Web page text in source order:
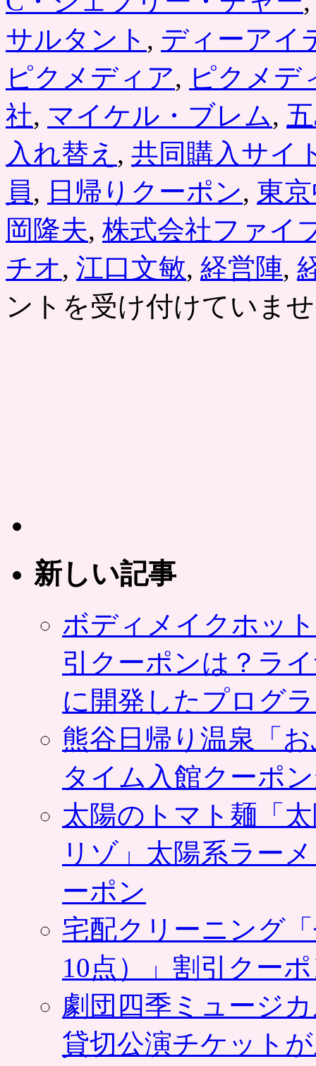
サルタント , ディーアイ
ピクメディア, ピクメデ
社, マイケル・ブレム,
入れ替え , 共同購入サイ
員, 日帰りクーポン, 東
岡隆夫, 株式会社ファイ
チオ, 江口文敏, 経営陣,
ントを受け付けていま
新しい記事
ボディメイクホッ
引クーポンは？ラ
に開発したプログ
熊谷日帰り温泉「
タイム入館クーポ
太陽のトマト麺「
リゾ」太陽系ラー
ーポン
宅配クリーニング
10点）」割引クー
劇団四季ミュージ
貸切公演チケット